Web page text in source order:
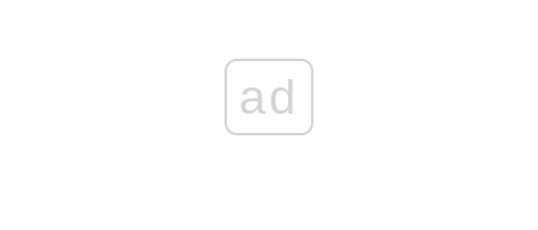
ad